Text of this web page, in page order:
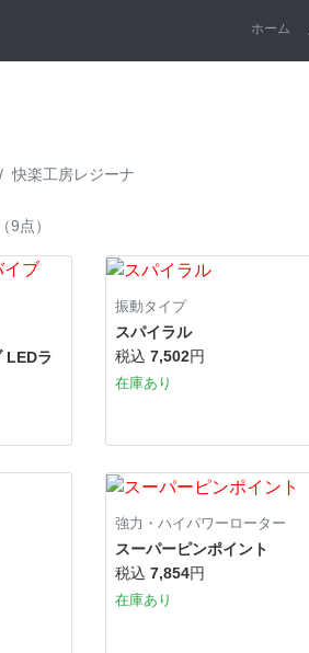
ホーム
快楽工房レジーナ
（9点）
LEDラ
振動タイプ
スパイラル
税込 7,502円
在庫あり
強力・ハイパワーローター
スーパーピンポイント
税込 7,854円
在庫あり